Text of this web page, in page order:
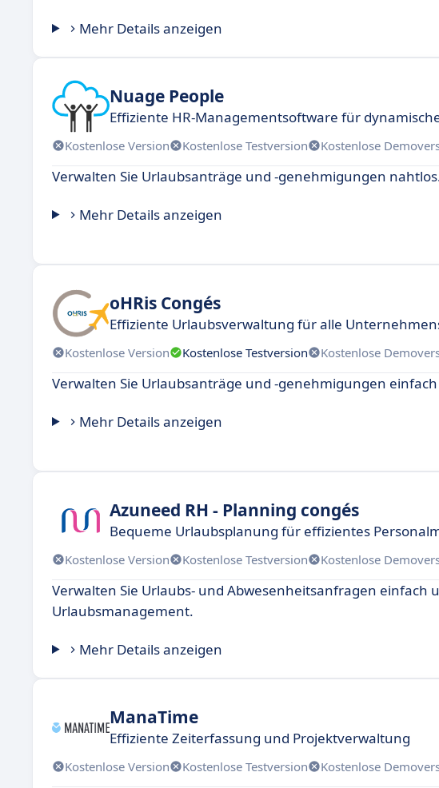
Mehr Details anzeigen
Nuage People
Effiziente HR-Managementsoftware für
Kostenlose Version Kostenlose Testversion Kostenlose
Verwalten Sie Urlaubsanträge und -genehmigungen
Mehr Details anzeigen
oHRis Congés
Effiziente Urlaubsverwaltung für alle
Kostenlose Version Kostenlose Testversion Kostenlose
Verwalten Sie Urlaubsanträge und -genehmigungen
Mehr Details anzeigen
Azuneed RH - Planning congés
Bequeme Urlaubsplanung für effizientes
Kostenlose Version Kostenlose Testversion Kostenlose
Verwalten Sie Urlaubs- und Abwesenheitsanfragen
Urlaubsmanagement.
Mehr Details anzeigen
ManaTime
Effiziente Zeiterfassung und Projektverwaltung
Kostenlose Version Kostenlose Testversion Kostenlose